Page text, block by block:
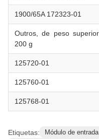
1900/65A 172323-01
Outros, de peso
200 g
125720-01
125760-01
125768-01
Etiquetas:
Módulo de